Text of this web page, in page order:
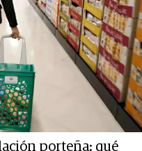
porteña: qué